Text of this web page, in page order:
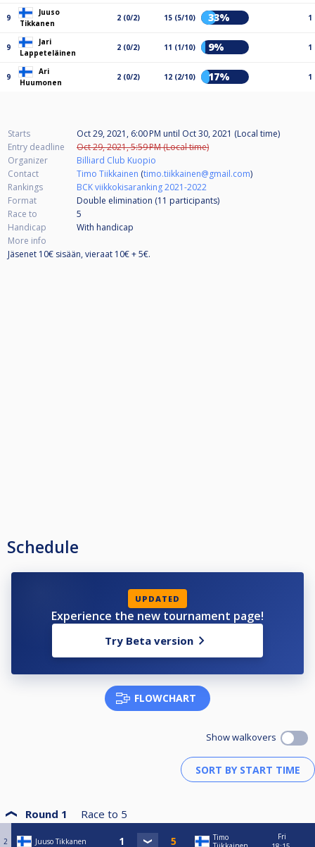
9
Juuso
Tikkanen
2 (0/2) 15 (5/10) 33% 1
9
Jari
Lappeteläinen
2 (0/2) 11 (1/10) 9% 1
9
Ari
Huumonen
2 (0/2) 12 (2/10) 17% 1
Starts Oct 29, 2021, 6:00 PM until Oct 30, 2021 (Local time)
Entry deadline
Oct 29, 2021, 5:59 PM (Local time)
Organizer
Billiard Club Kuopio
Contact
Timo Tiikkainen (timo.tiikkainen@gmail.com)
Rankings
BCK viikkokisaranking 2021-2022
Format
Double elimination (11 participants)
Race to
5
Handicap
With handicap
More info
Jäsenet 10€ sisään, vieraat 10€ + 5€.
Schedule
UPDATED
Experience the new tournament page!
Try Beta version
FLOWCHART
Show walkovers
Round 1 Race to 5
2 Juuso Tikkanen
Timo
Fri